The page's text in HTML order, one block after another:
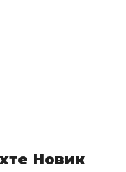
Новик